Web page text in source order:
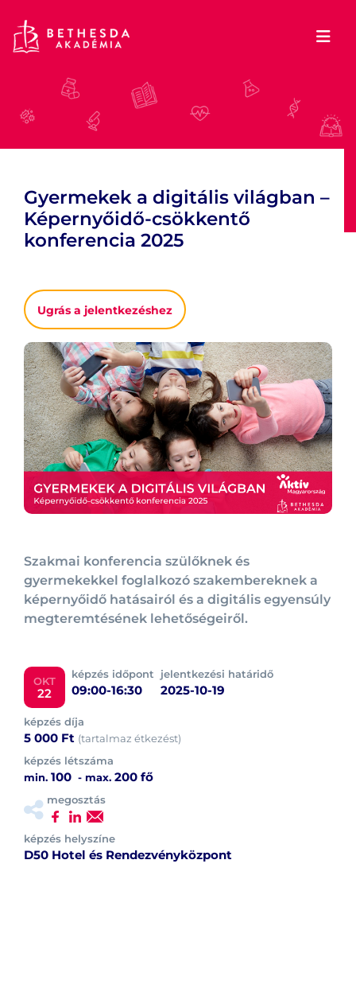
Gyermekek a digitális világban –
Képernyőidő-csökkentő
konferencia 2025
Ugrás a jelentkezéshez
Szakmai konferencia szülőknek és
gyermekekkel foglalkozó szakembereknek a
képernyőidő hatásairól és a digitális egyensúly
megteremtésének lehetőségeiről.
OKT
22
képzés időpont
09:00-16:30
jelentkezési határidő
2025-10-19
képzés díja
5 000 Ft (tartalmaz étkezést)
képzés létszáma
min. 100 - max. 200 fő
megosztás
képzés helyszíne
D50 Hotel és Rendezvényközpont